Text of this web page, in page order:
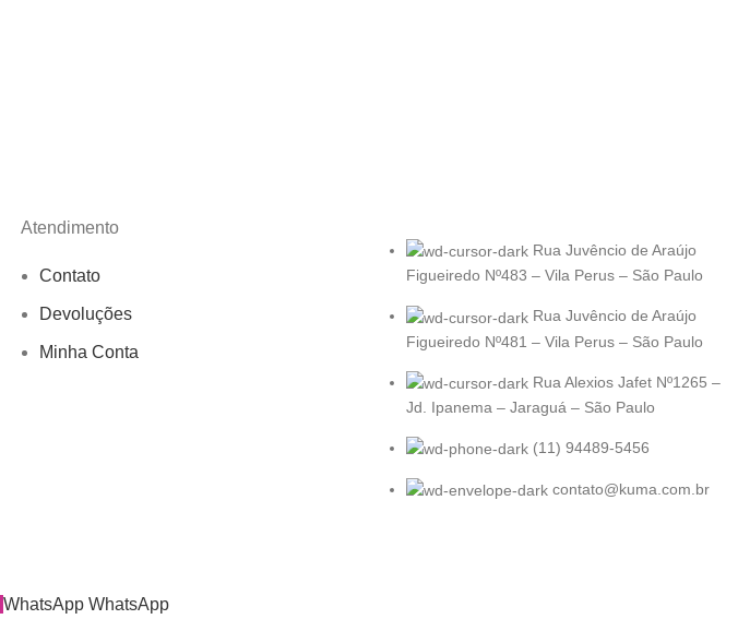
Atendimento
Contato
Devoluções
Minha Conta
Rua Juvêncio de Araújo
Figueiredo Nº483 – Vila Perus – São Paulo
Rua Juvêncio de Araújo
Figueiredo Nº481 – Vila Perus – São Paulo
Rua Alexios Jafet Nº1265 –
Jd. Ipanema – Jaraguá – São Paulo
(11) 94489-5456
contato@kuma.com.br
WhatsApp WhatsApp